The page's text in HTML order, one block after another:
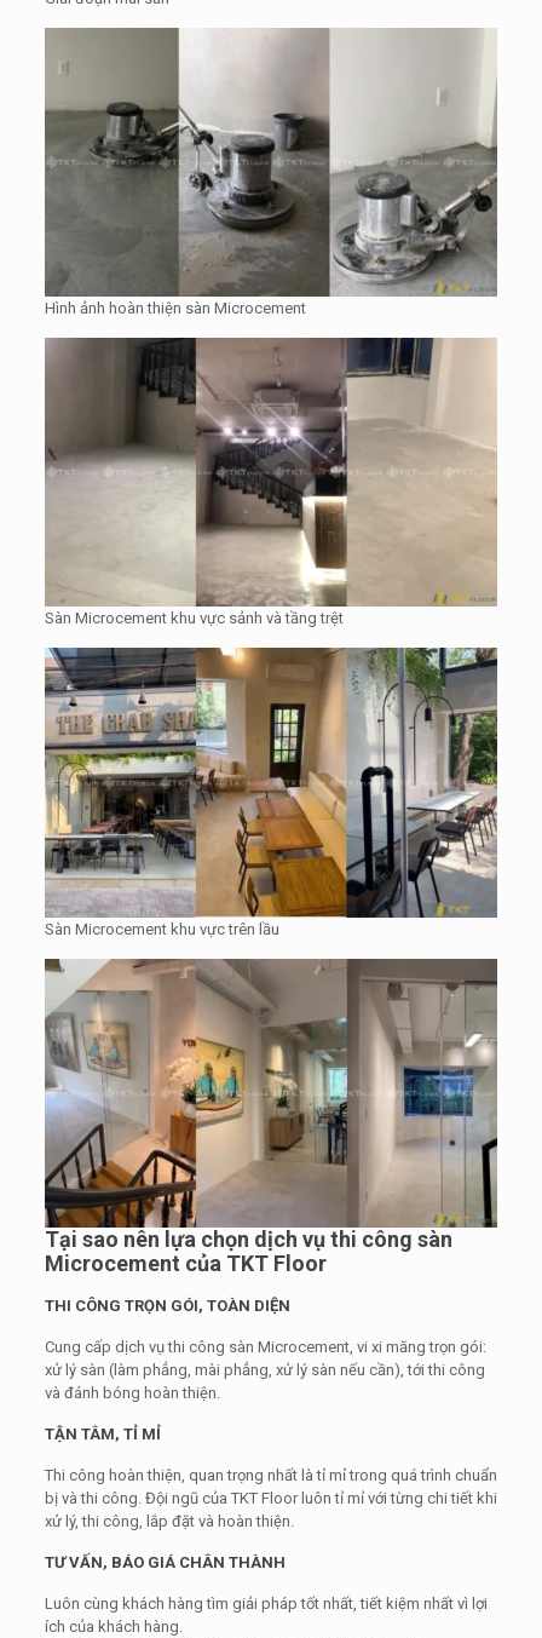
Hình ảnh hoàn thiện sàn Microcement
Sàn Microcement khu vực sảnh và tầng trệt
Sàn Microcement khu vực trên lầu
Tại sao nên lựa chọn dịch vụ thi công sàn
Microcement của TKT Floor
THI CÔNG TRỌN GÓI, TOÀN DIỆN
Cung cấp dịch vụ thi công sàn Microcement, vi xi măng trọn gói:
xử lý sàn (làm phẳng, mài phẳng, xử lý sàn nếu cần), tới thi công
và đánh bóng hoàn thiện.
TẬN TÂM, TỈ MỈ
Thi công hoàn thiện, quan trọng nhất là tỉ mỉ trong quá trình chuẩn
bị và thi công. Đội ngũ của TKT Floor luôn tỉ mỉ với từng chi tiết khi
xử lý, thi công, lắp đặt và hoàn thiện.
TƯ VẤN, BÁO GIÁ CHÂN THÀNH
Luôn cùng khách hàng tìm giải pháp tốt nhất, tiết kiệm nhất vì lợi
ích của khách hàng.